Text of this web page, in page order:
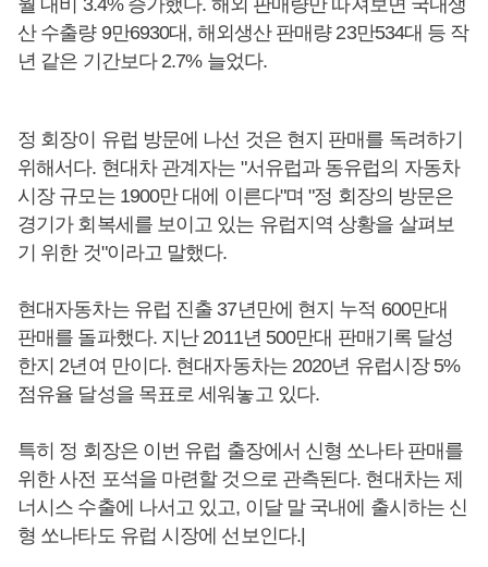
월 대비 3.4% 증가했다. 해외 판매량만 따져보면 국내생
산 수출량 9만6930대, 해외생산 판매량 23만534대 등 작
년 같은 기간보다 2.7% 늘었다.
정 회장이 유럽 방문에 나선 것은 현지 판매를 독려하기
위해서다. 현대차 관계자는 "서유럽과 동유럽의 자동차
시장 규모는 1900만 대에 이른다"며 "정 회장의 방문은
경기가 회복세를 보이고 있는 유럽지역 상황을 살펴보
기 위한 것"이라고 말했다.
현대자동차는 유럽 진출 37년만에 현지 누적 600만대
판매를 돌파했다. 지난 2011년 500만대 판매기록 달성
한지 2년여 만이다. 현대자동차는 2020년 유럽시장 5%
점유율 달성을 목표로 세워놓고 있다.
특히 정 회장은 이번 유럽 출장에서 신형 쏘나타 판매를
위한 사전 포석을 마련할 것으로 관측된다. 현대차는 제
너시스 수출에 나서고 있고, 이달 말 국내에 출시하는 신
형 쏘나타도 유럽 시장에 선보인다.|